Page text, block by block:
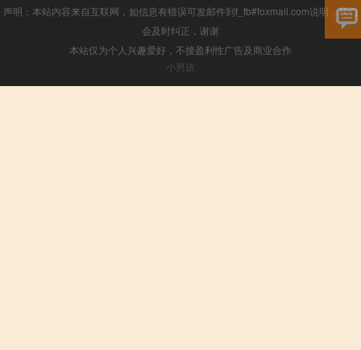
声明：本站内容来自互联网，如信息有错误可发邮件到f_fb#foxmail.com说明，我们
会及时纠正，谢谢
本站仅为个人兴趣爱好，不接盈利性广告及商业合作
小男孩